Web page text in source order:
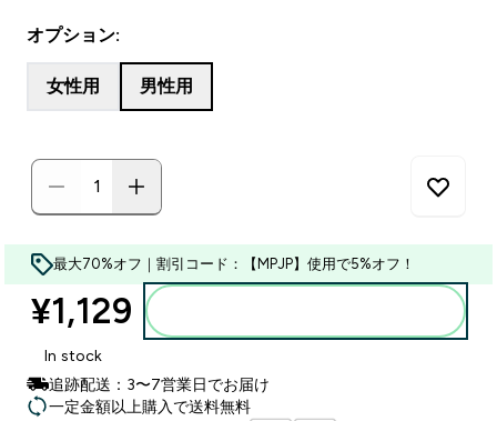
オプション:
女性用 男性用
最大70%オフ｜割引コード：【MPJP】使用で5%オフ！
¥1,129‎
In stock
追跡配送：3〜7営業日でお届け
一定金額以上購入で送料無料